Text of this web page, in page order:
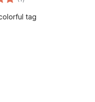
मूल्यांकन
tag